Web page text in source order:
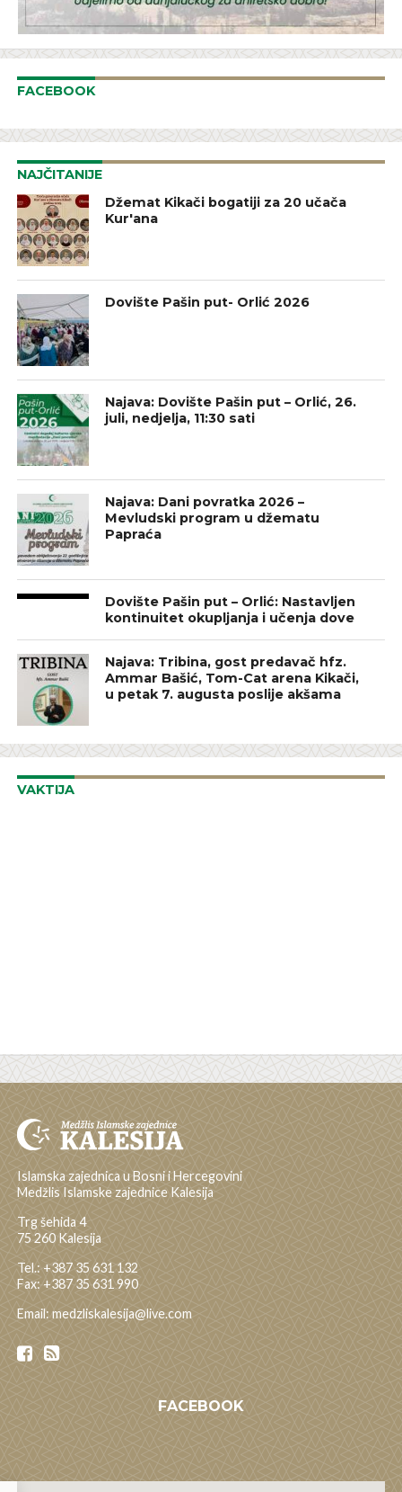
FACEBOOK
NAJČITANIJE
Džemat Kikači bogatiji za 20 učača
Kur'ana
Dovište Pašin put- Orlić 2026
Najava: Dovište Pašin put – Orlić, 26.
juli, nedjelja, 11:30 sati
Najava: Dani povratka 2026 –
Mevludski program u džematu
Papraća
Dovište Pašin put – Orlić: Nastavljen
kontinuitet okupljanja i učenja dove
Najava: Tribina, gost predavač hfz.
Ammar Bašić, Tom-Cat arena Kikači,
u petak 7. augusta poslije akšama
VAKTIJA
Islamska zajednica u Bosni i Hercegovini
Medžlis Islamske zajednice Kalesija
Trg šehida 4
75 260 Kalesija
Tel.: +387 35 631 132
Fax: +387 35 631 990
Email: medzliskalesija@live.com
FACEBOOK